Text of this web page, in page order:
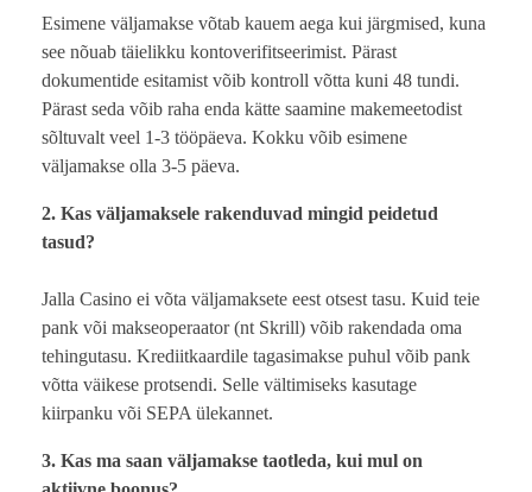
Esimene väljamakse võtab kauem aega kui järgmised, kuna
see nõuab täielikku kontoverifitseerimist. Pärast
dokumentide esitamist võib kontroll võtta kuni 48 tundi.
Pärast seda võib raha enda kätte saamine makemeetodist
sõltuvalt veel 1-3 tööpäeva. Kokku võib esimene
väljamakse olla 3-5 päeva.
2. Kas väljamaksele rakenduvad mingid peidetud
tasud?
Jalla Casino ei võta väljamaksete eest otsest tasu. Kuid teie
pank või makseoperaator (nt Skrill) võib rakendada oma
tehingutasu. Krediitkaardile tagasimakse puhul võib pank
võtta väikese protsendi. Selle vältimiseks kasutage
kiirpanku või SEPA ülekannet.
3. Kas ma saan väljamakse taotleda, kui mul on